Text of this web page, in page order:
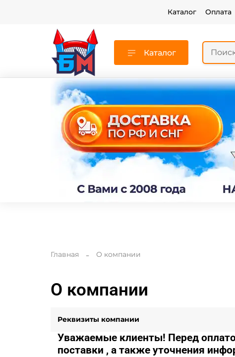
Каталог Оплата
Каталог
Главная О компании
О компании
Реквизиты компании
Уважаемые клиенты! Перед
поставки , а также уточнения